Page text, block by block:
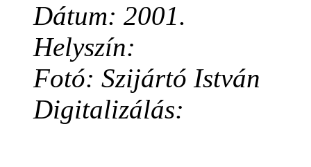
Dátum: 2001.
Helyszín:
Fotó: Szijártó István
Digitalizálás: